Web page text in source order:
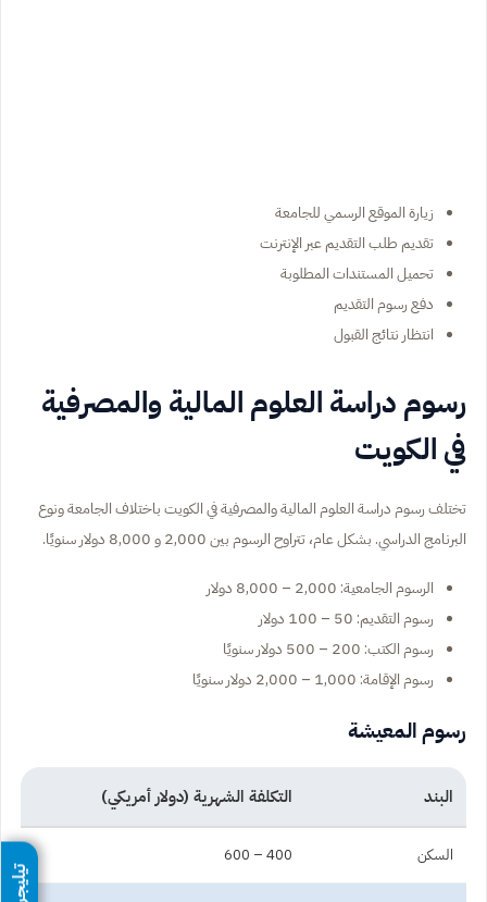
زيارة الموقع الرسمي للجامعة
تقديم طلب التقديم عبر الإنترنت
تحميل المستندات المطلوبة
دفع رسوم التقديم
انتظار نتائج القبول
رسوم دراسة العلوم المالية والمصرفية
في الكويت
تختلف رسوم دراسة العلوم المالية والمصرفية في الكويت باختلاف الجامعة ونوع
البرنامج الدراسي. بشكل عام، تتراوح الرسوم بين 2,000 و 8,000 دولار سنويًا.
الرسوم الجامعية: 2,000 – 8,000 دولار
رسوم التقديم: 50 – 100 دولار
رسوم الكتب: 200 – 500 دولار سنويًا
رسوم الإقامة: 1,000 – 2,000 دولار سنويًا
رسوم المعيشة
البند التكلفة الشهرية (دولار أمريكي)
السكن 400 – 600